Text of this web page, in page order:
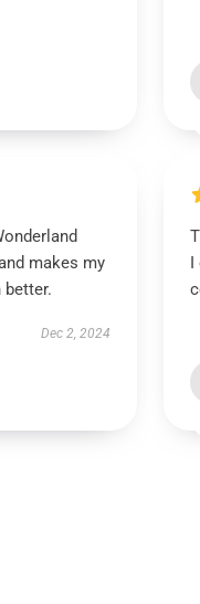
makes my
better.
Dec 2, 2024
I